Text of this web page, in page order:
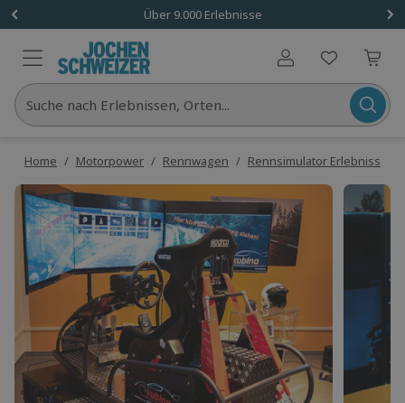
Über 9.000 Erlebnisse
Benutzerkonto
Suche nach Erlebnissen, Orten...
Home / Motorpower / Rennwagen / Rennsimulator Erlebnisse